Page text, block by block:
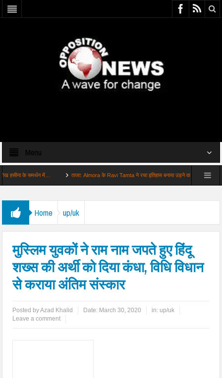
Menu
के समर्थन में… ताजा: Almora के Ravi Tamta ने रचा इतिहास बनाया उड़ने वाली… बड़ी
Home up/uk
मुस्लिम युवकों ने राम नाम जपते हुए हिंदू
शख्स की अर्थी को दिया कंधा, विधि विधान
से कराया अंतिम संस्कार
Posted byAzad Khalid Date: March 30, 2020 in: up/uk
Leave a comment